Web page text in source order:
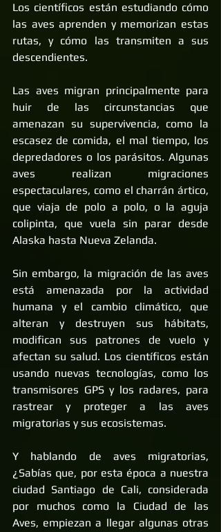
Los científicos están estudiando cómo
las aves aprenden y memorizan estas
rutas, y cómo las transmiten a sus
descendientes.
Las aves migran principalmente para
huir de las circunstancias que
amenazan su supervivencia, como la
escasez de comida, el mal tiempo, los
depredadores o los parásitos. Algunas
aves realizan migraciones
espectaculares, como el charrán ártico,
que viaja de polo a polo, o la aguja
colipinta, que vuela sin parar desde
Alaska hasta Nueva Zelanda.
Sin embargo, la migración de las aves
está amenazada por la actividad
humana y el cambio climático, que
alteran y destruyen sus hábitats,
modifican sus patrones de vuelo y
afectan su salud. Los científicos están
usando nuevas tecnologías, como los
transmisores GPS y los radares, para
rastrear y proteger a las aves
migratorias y sus ecosistemas.
Y hablando de aves migratorias,
¿Sabías que, por esta época a nuestra
ciudad Santiago de Cali, considerada
por muchos como la Ciudad de las
Aves, empiezan a llegar algunas otras